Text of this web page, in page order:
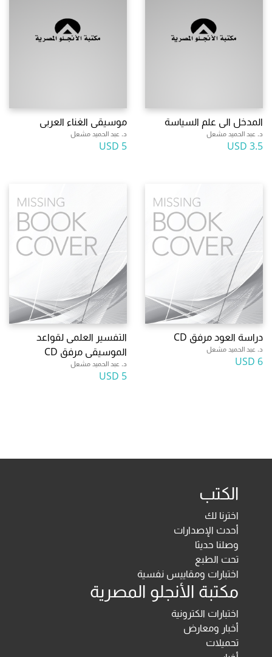
المدخل الى علم السياسة
د. عبد الحميد مشعل
3.5 USD
موسيقى الغناء العربى
د. عبد الحميد مشعل
5 USD
دراسة العود مرفق CD
د. عبد الحميد مشعل
6 USD
التفسير العلمى لقواعد
الموسيقى مرفق CD
د. عبد الحميد مشعل
5 USD
الكتب
اخترنا لك
أحدث الإصدارات
وصلنا حديثا
تحت الطبع
اختبارات ومقاييس نفسية
مكتبة الأنجلو المصرية
اختبارات الكترونية
أخبار ومعارض
تحميلات